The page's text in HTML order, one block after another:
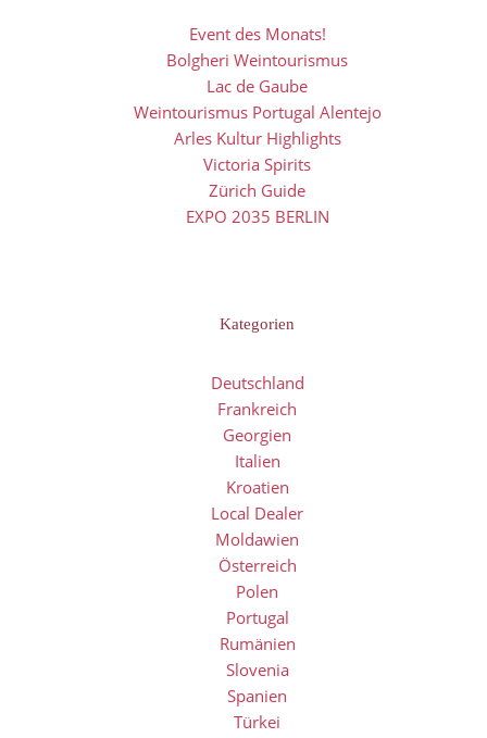
Event des Monats!
Bolgheri Weintourismus
Lac de Gaube
Weintourismus Portugal Alentejo
Arles Kultur Highlights
Victoria Spirits
Zürich Guide
EXPO 2035 BERLIN
Kategorien
Deutschland
Frankreich
Georgien
Italien
Kroatien
Local Dealer
Moldawien
Österreich
Polen
Portugal
Rumänien
Slovenia
Spanien
Türkei